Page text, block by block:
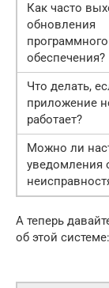
Как часто
обновления
программного
обеспечения?
Что делать,
приложение
работает?
Можно ли
уведомления
А теперь
об этой системе: